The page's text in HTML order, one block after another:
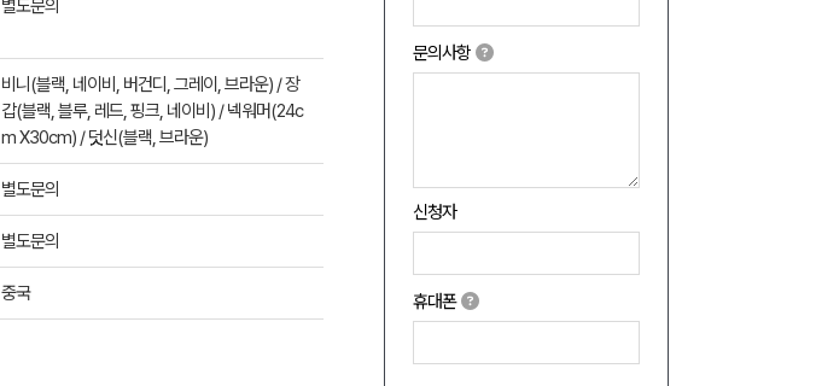
문의사항
신청자
휴대폰
별도문의
비니(블랙, 네이비, 버건디, 그레이, 브라운) / 장
갑(블랙, 블루, 레드, 핑크, 네이비) / 넥워머(24c
m X30cm) / 덧신(블랙, 브라운)
별도문의
별도문의
중국